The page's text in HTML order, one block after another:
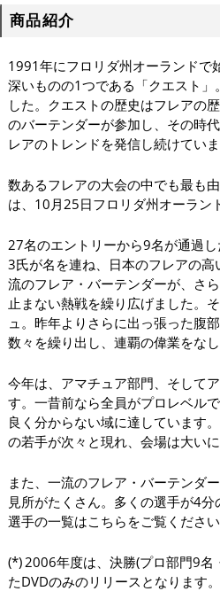
商品紹介
1991年にフロリダ州オーランドで
深いものの1つである「クエスト
した。クエストの歴史はフレアの
のバーテンダーが参加し、その時
レアのトレンドを発信し続けていま
数あるフレアの大会の中でも最も
は、10月25日フロリダ州オーラン
27名のエントリーから9名が通過
3氏が名を連ね、日本のフレアの
流のフレア・バーテンダーが、さ
止まない熱戦を繰り広げました。
ュ。昨年よりさらに出っ張った腹
数々を繰り出し、連覇の偉業をなし
今年は、アマチュア部門、そして
す。一昔前なら全員がプロレベル
良く分からない域に達しています
の若手が次々と現れ、会場は大いに
また、一流のフレア・バーテンダ
見所がたくさん。多くの選手が4
選手の一覧はこちらをご覧ください
2006年度は、決勝(プロ部門9名
たDVDのみのリリースとなります